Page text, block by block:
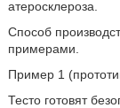
атеросклероза.
Способ
примерами.
Пример 1
Тесто готовят